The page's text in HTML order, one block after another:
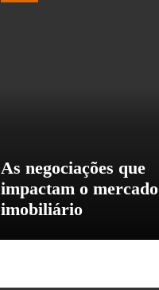
As negociações que
impactam o mercado
imobiliário